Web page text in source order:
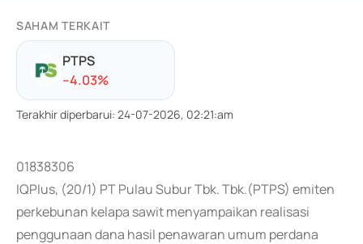
SAHAM TERKAIT
PTPS
--4.03%
Terakhir diperbarui: 24-07-2026, 02:21:am
01838306
IQPlus, (20/1) PT Pulau Subur Tbk. Tbk.(PTPS) emiten
perkebunan kelapa sawit menyampaikan realisasi
penggunaan dana hasil penawaran umum perdana